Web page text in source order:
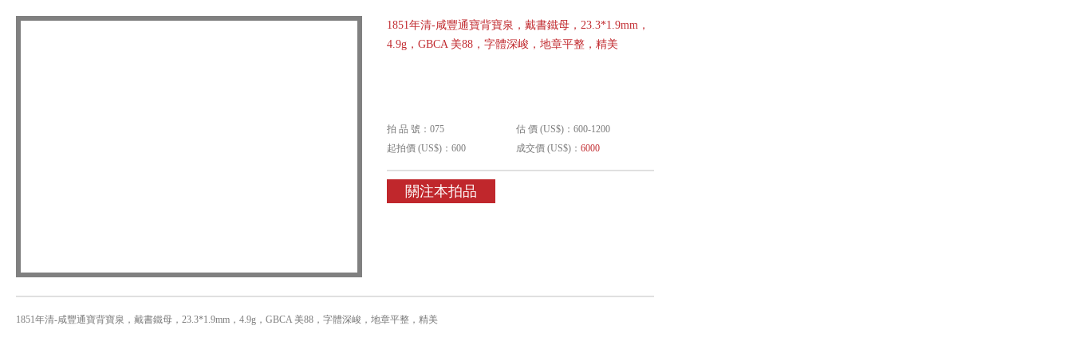
1851年清-咸豐通寶背寶泉，戴書鐵母，23.3*1.9mm，
4.9g，GBCA 美88，字體深峻，地章平整，精美
拍 品 號：075
估 價 (US$)：600-1200
起拍價 (US$)：600
成交價 (US$)： 6000
關注本拍品
1851年清-咸豐通寶背寶泉，戴書鐵母，23.3*1.9mm，4.9g，GBCA 美88，字體深峻，地章平整，精美